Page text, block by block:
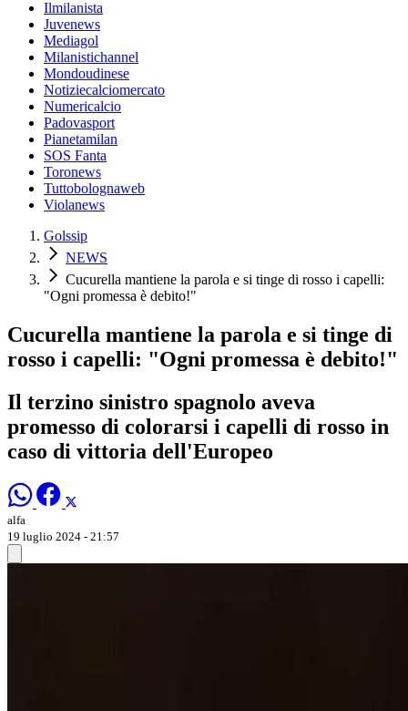
Ilmilanista
Juvenews
Mediagol
Milanistichannel
Mondoudinese
Notiziecalciomercato
Numericalcio
Padovasport
Pianetamilan
SOS Fanta
Toronews
Tuttobolognaweb
Violanews
Golssip
NEWS
Cucurella mantiene la parola e si tinge di rosso i capelli:
"Ogni promessa è debito!"
Cucurella mantiene la parola e si tinge di
rosso i capelli: "Ogni promessa è debito!"
Il terzino sinistro spagnolo aveva
promesso di colorarsi i capelli di rosso in
caso di vittoria dell'Europeo
alfa
19 luglio 2024 - 21:57